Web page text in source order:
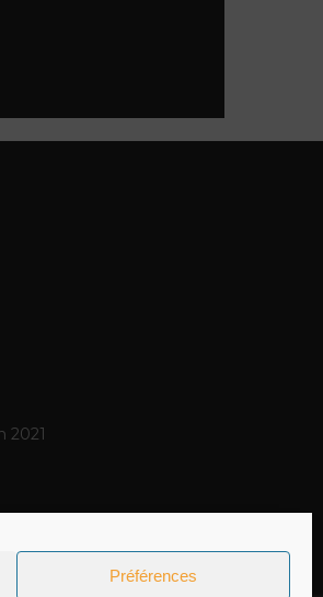
Préférences
2021